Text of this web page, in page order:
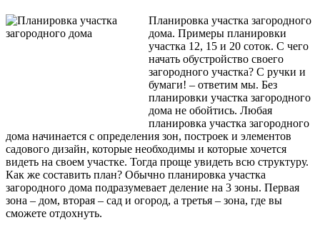
Планировка участка загородного
дома. Примеры планировки
участка 12, 15 и 20 соток. С чего
начать обустройство своего
загородного участка? С ручки и
бумаги! – ответим мы. Без
планировки участка загородного
дома не обойтись. Любая
планировка участка загородного
дома начинается с определения зон, построек и элементов
садового дизайн, которые необходимы и которые хочется
видеть на своем участке. Тогда проще увидеть всю структуру.
Как же составить план? Обычно планировка участка
загородного дома подразумевает деление на 3 зоны. Первая
зона – дом, вторая – сад и огород, а третья – зона, где вы
сможете отдохнуть.